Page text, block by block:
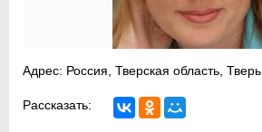
Адрес: Россия, Тверская область, Тверь
Рассказать: